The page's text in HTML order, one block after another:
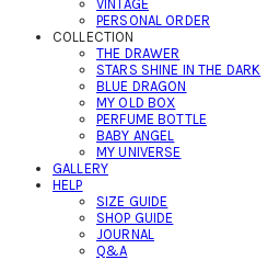
VINTAGE
PERSONAL ORDER
COLLECTION
THE DRAWER
STARS SHINE IN THE DARK
BLUE DRAGON
MY OLD BOX
PERFUME BOTTLE
BABY ANGEL
MY UNIVERSE
GALLERY
HELP
SIZE GUIDE
SHOP GUIDE
JOURNAL
Q&A